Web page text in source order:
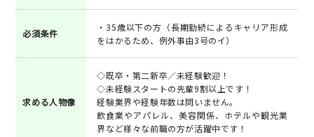
必須条件
・35歳以下の方（長期勤続によるキャリア形成
をはかるため、例外事由3号のイ）
求める人物像
◇既卒・第二新卒／未経験歓迎！
◇未経験スタートの先輩9割以上です！
経験業界や経験年数は問いません。
飲食業やアパレル、美容関係、ホテルや観光業
界など様々な前職の方が活躍中です！